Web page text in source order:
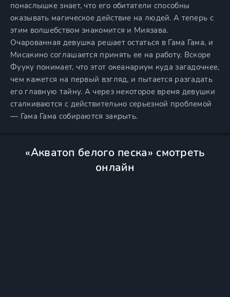
понаслышке знает, что его обитатели способны
оказывать магическое действие на людей. А теперь с
этим волшебством знакомится и Миязава.
Очарованная девушка решает остаться в Гама Гама, и
Мисакино соглашается принять ее на работу. Вскоре
Фууку понимает, что этот океанариум куда загадочнее,
чем кажется на первый взгляд, и пытается разгадать
его главную тайну. А через некоторое время девушки
сталкиваются с действительно серьезной проблемой
— Гама Гама собираются закрыть.
«Акватоп белого песка» смотреть
онлайн